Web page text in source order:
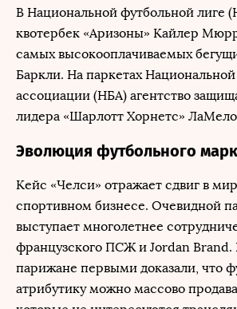
В Национальной футбольной лиге
квотербек «Аризоны» Кайлер
самых высокооплачиваемых
Баркли. На паркетах
ассоциации (НБА) агентство
лидера «Шарлотт Хорнетс»
Эволюция футбольного
Кейс «Челси» отражает сдвиг в
спортивном бизнесе. Очевидной
выступает многолетнее
французского ПСЖ и Jordan Brand.
парижане первыми доказали, что
атрибутику можно массово